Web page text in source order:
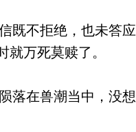
不拒绝，也未答
就万死莫赎了。
在兽潮当中，没